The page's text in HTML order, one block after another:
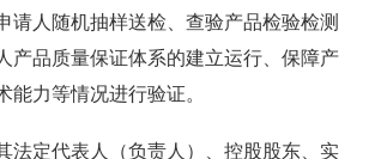
请人随机抽样送检、查验产品检验检测
产品质量保证体系的建立运行、保障产
能力等情况进行验证。
法定代表人（负责人）、控股股东、实